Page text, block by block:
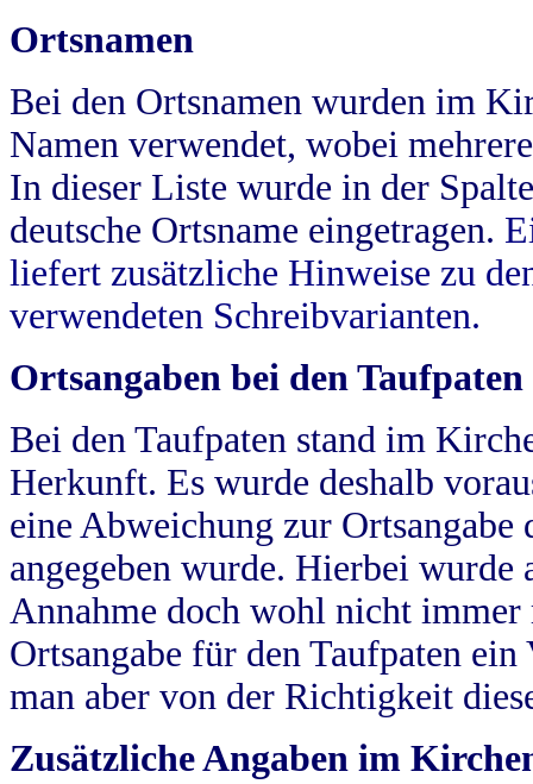
Ortsnamen
Bei den Ortsnamen wurden im
Namen verwendet, wobei
In dieser Liste wurde in der
deutsche Ortsname eingetragen.
liefert zusätzliche Hinweise zu
verwendeten Schreibvarianten.
Ortsangaben bei den Taufpaten
Bei den Taufpaten stand im
Herkunft. Es wurde deshalb
eine Abweichung zur
angegeben wurde. Hierbei wurde
Annahme doch wohl nicht
Ortsangabe für den Taufpaten
man aber von der Richtigkeit
Zusätzliche Angaben im